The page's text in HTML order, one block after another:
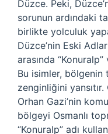
Düzce. Peki,
sorunun ardındaki
birlikte yolculuk
Düzce’nin Eski
arasında
Bu isimler,
zenginliğini
Orhan Gazi’nin
bölgeyi Osmanlı
“Konuralp” adı